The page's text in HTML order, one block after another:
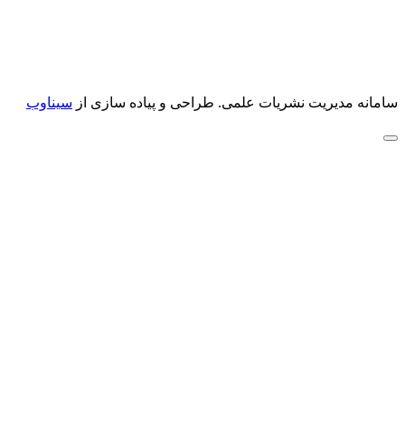
سامانه مدیریت نشریات علمی. طراحی و پیاده سازی از سیناوب